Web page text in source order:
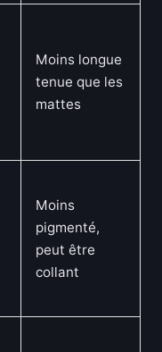
Moins longue
tenue que les
mattes
Moins
pigmenté,
peut être
collant